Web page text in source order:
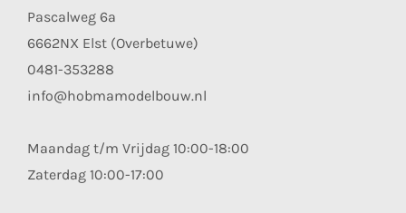
Pascalweg 6a
6662NX Elst (Overbetuwe)
0481-353288
info@hobmamodelbouw.nl
Maandag t/m Vrijdag 10:00-18:00
Zaterdag 10:00-17:00